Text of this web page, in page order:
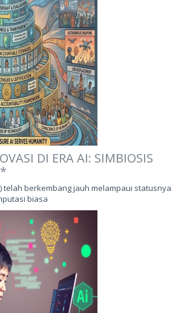
DI ERA AI: SIMBIOSIS
telah berkembang jauh melampaui statusnya
biasa